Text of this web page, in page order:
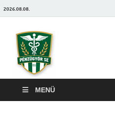
2026.08.08.
MENÜ